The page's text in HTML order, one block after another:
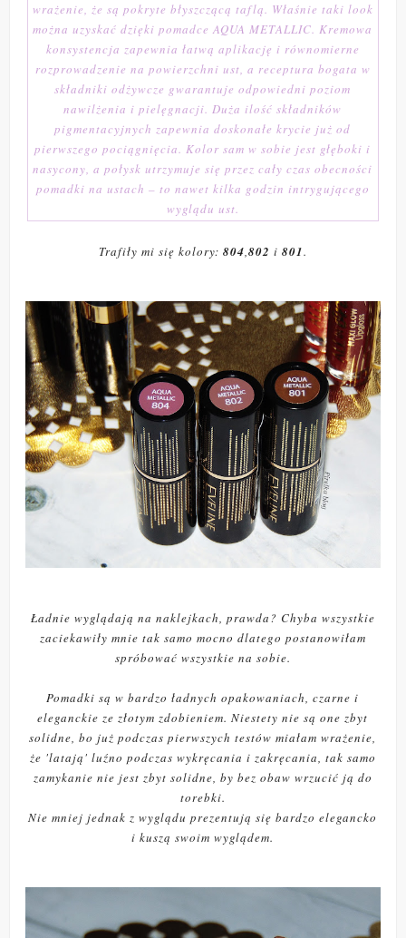
wrażenie, że są pokryte błyszczącą taflą. Właśnie taki look
można uzyskać dzięki pomadce AQUA METALLIC. Kremowa
konsystencja zapewnia łatwą aplikację i równomierne
rozprowadzenie na powierzchni ust, a receptura bogata w
składniki odżywcze gwarantuje odpowiedni poziom
nawilżenia i pielęgnacji. Duża ilość składników
pigmentacyjnych zapewnia doskonałe krycie już od
pierwszego pociągnięcia. Kolor sam w sobie jest głęboki i
nasycony, a połysk utrzymuje się przez cały czas obecności
pomadki na ustach – to nawet kilka godzin intrygującego
wyglądu ust.
Trafiły mi się kolory: 804,802 i 801.
Ładnie wyglądają na naklejkach, prawda? Chyba wszystkie
zaciekawiły mnie tak samo mocno dlatego postanowiłam
spróbować wszystkie na sobie.
Pomadki są w bardzo ładnych opakowaniach, czarne i
eleganckie ze złotym zdobieniem. Niestety nie są one zbyt
solidne, bo już podczas pierwszych testów miałam wrażenie,
że 'latają' luźno podczas wykręcania i zakręcania, tak samo
zamykanie nie jest zbyt solidne, by bez obaw wrzucić ją do
torebki.
Nie mniej jednak z wyglądu prezentują się bardzo elegancko
i kuszą swoim wyglądem.